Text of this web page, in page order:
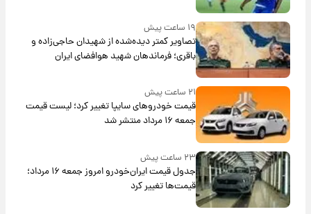
۱۹ ساعت پیش
تصاویر کمتر دیده‌شده از شهیدان حاجی‌زاده و
باقری؛ فرماندهان شهید هوافضای ایران
۲۱ ساعت پیش
قیمت خودروهای سایپا تغییر کرد؛ لیست قیمت
جمعه ۱۶ مرداد منتشر شد
۲۳ ساعت پیش
جدول قیمت ایران‌خودرو امروز جمعه ۱۶ مرداد؛
قیمت‌ها تغییر کرد